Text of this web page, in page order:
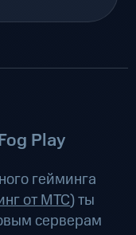
Play
гейминга
от МТС) ты
серверам